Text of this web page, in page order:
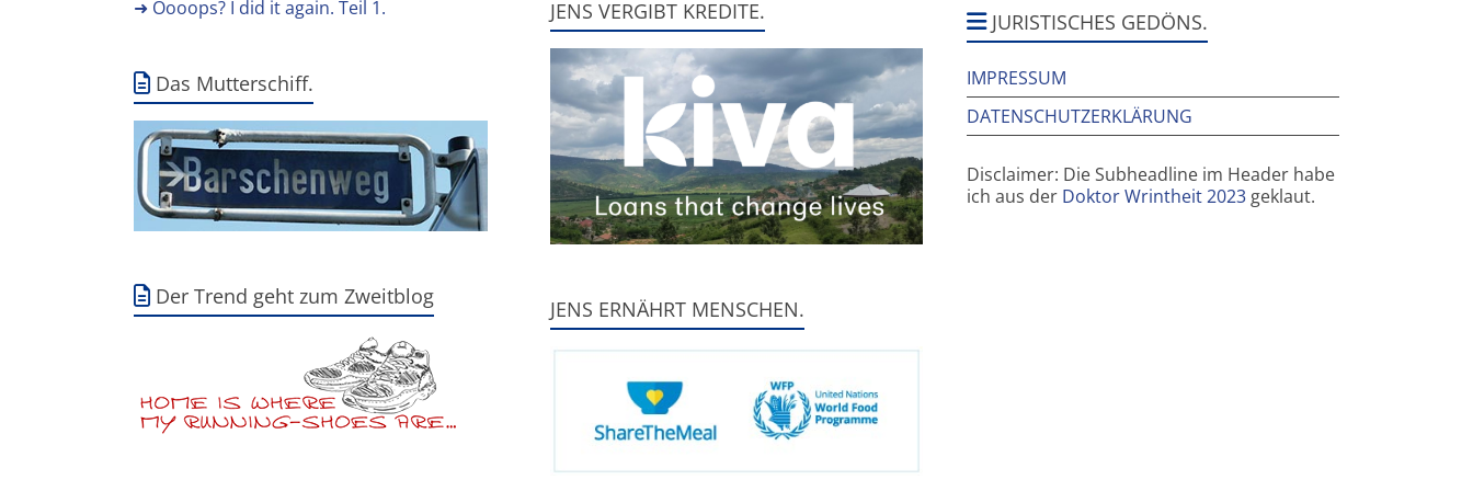
➜ Oooops? I did it again. Teil 1.
Das Mutterschiff.
Der Trend geht zum Zweitblog
JENS VERGIBT KREDITE.
JENS ERNÄHRT MENSCHEN.
warJURISTISCHES GEDÖNS.
IMPRESSUM
DATENSCHUTZERKLÄRUNG
Disclaimer: Die Subheadline im Header habe
ich aus der Doktor Wrintheit 2023 geklaut.